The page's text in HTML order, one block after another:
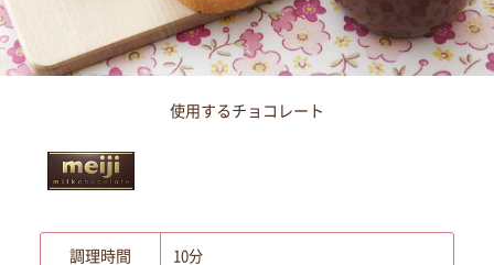
使用するチョコレート
調理時間 10分